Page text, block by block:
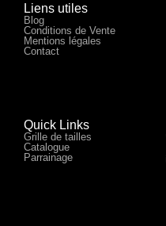
Liens utiles
Blog
Conditions de Vente
Mentions légales
Contact
Quick Links
Grille de tailles
Catalogue
Parrainage